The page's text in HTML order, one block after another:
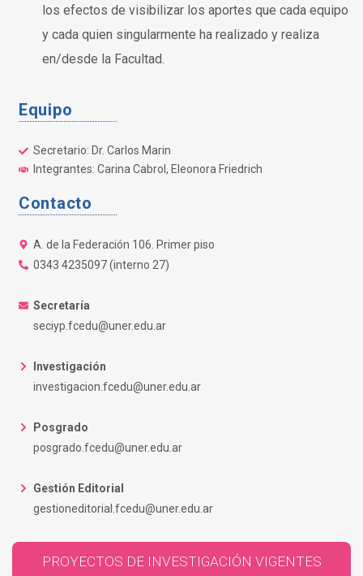
los efectos de visibilizar los aportes que cada equipo
y cada quien singularmente ha realizado y realiza
en/desde la Facultad.
Equipo
Secretario: Dr. Carlos Marin
Integrantes: Carina Cabrol, Eleonora Friedrich
Contacto
A. de la Federación 106. Primer piso
0343 4235097 (interno 27)
Secretaría
seciyp.fcedu@uner.edu.ar
Investigación
investigacion.fcedu@uner.edu.ar
Posgrado
posgrado.fcedu@uner.edu.ar
Gestión Editorial
gestioneditorial.fcedu@uner.edu.ar
PROYECTOS DE INVESTIGACIÓN VIGENTES